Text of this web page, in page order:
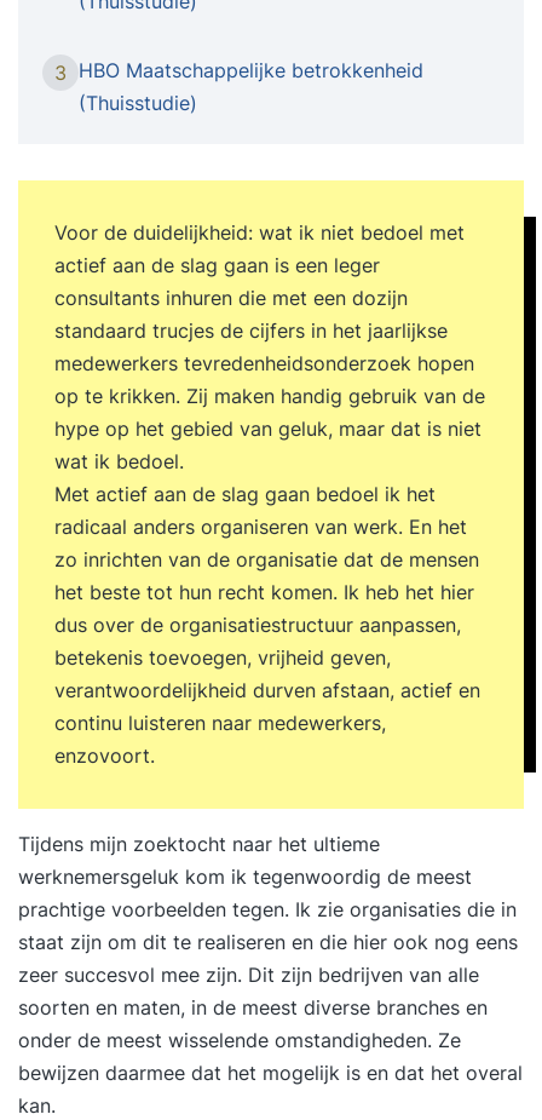
medewerkers betrokken zijn bij je organisatie
trekken ze eerder zaken naar zich toe, zijn ze
voor betere resultaten en een hogere
hoge medewerkersbetrokkenheid? Dit is allemaal
mogelijk met de aanpak van Ricardo Semler
genaamd Semco. Semco van Ricardo Semler
Ricardo Semler heeft een effectieve methode
bekendheid krijgt. Deze aanpak wordt in meer of
minder extreme mate geïmplementeerd binnen
organisatie als het Semco Style
Instituut. Vibber is officieel partner van Semco
Style Institute en begeleid organisaties bij
simpel. Er zijn vijf speerpunten die van invloed
zijn op debetrokkenheid en slagkracht binnen je
organisatie. Deze zijn benoemd in onderstaande
Creatieve innovatie Onderzoek naar
medewerkersbetrokkenheid Als je
de betrokkenheid van medewerkers wil verhogen,
dan is het verstandig om eerst een nulmeting uit
te voeren. Zo weet je hoe betrokken je
medewerkers daadwerkelijk zijn en waar het
verbeterpotentieel ligt. Deze meting vormt de
basis voor de eerste slag, dit is het begin van
je slagkracht. Een medewerkersbetrokkenheid
onderzoek heeft lage investeringskosten, maar
3 HBO Maatschappelijke betrokkenheid
(Thuisstudie)
Voor de duidelijkheid: wat ik niet bedoel met
actief aan de slag gaan is een leger
consultants inhuren die met een dozijn
standaard trucjes de cijfers in het jaarlijkse
medewerkers tevredenheidsonderzoek hopen
op te krikken. Zij maken handig gebruik van de
hype op het gebied van geluk, maar dat is niet
wat ik bedoel.
Met actief aan de slag gaan bedoel ik het
radicaal anders organiseren van werk. En het
zo inrichten van de organisatie dat de mensen
het beste tot hun recht komen. Ik heb het hier
dus over de organisatiestructuur aanpassen,
betekenis toevoegen, vrijheid geven,
verantwoordelijkheid durven afstaan, actief en
continu luisteren naar medewerkers,
enzovoort.
Tijdens mijn zoektocht naar het ultieme
werknemersgeluk kom ik tegenwoordig de meest
prachtige voorbeelden tegen. Ik zie organisaties die in
staat zijn om dit te realiseren en die hier ook nog eens
zeer succesvol mee zijn. Dit zijn bedrijven van alle
soorten en maten, in de meest diverse branches en
onder de meest wisselende omstandigheden. Ze
bewijzen daarmee dat het mogelijk is en dat het overal
kan.